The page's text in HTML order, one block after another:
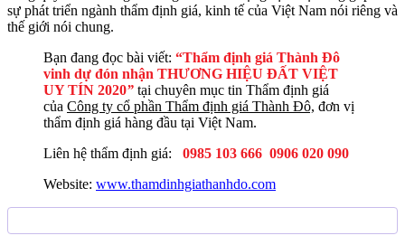
sự phát triển ngành thẩm định giá, kinh tế của Việt Nam nói riêng và
thế giới nói chung.
Bạn đang đọc bài viết: “Thẩm định giá Thành Đô
vinh dự đón nhận THƯƠNG HIỆU ĐẤT VIỆT
UY TÍN 2020” tại chuyên mục tin Thẩm định giá
của Công ty cổ phần Thẩm định giá Thành Đô, đơn vị
thẩm định giá hàng đầu tại Việt Nam.
Liên hệ thẩm định giá:
0985 103 666 0906 020 090
Website: www.thamdinhgiathanhdo.com